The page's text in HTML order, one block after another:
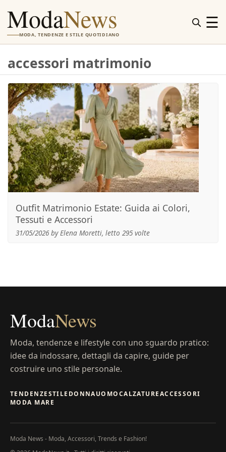
ModaNews
MODA, TENDENZE E STILE QUOTIDIANO
☰
accessori matrimonio
Outfit Matrimonio Estate: Guida ai Colori,
Tessuti e Accessori
31/05/2026 by Elena Moretti, letto 295 volte
ModaNews
Moda, tendenze e lifestyle con uno sguardo pratico:
idee da indossare, dettagli da capire, guide per
costruire uno stile personale.
TENDENZESTILE DONNAUOMOCALZATUREACCESSORI
MODA MARE
Moda News - Moda, Accessori, Trends e Fashion!